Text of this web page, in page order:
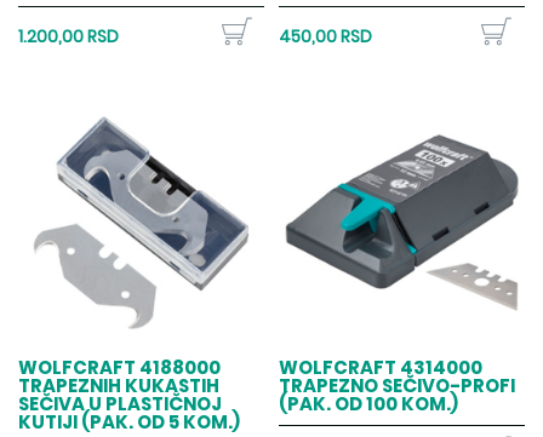
1.200,00 RSD 450,00 RSD
WOLFCRAFT 4188000
TRAPEZNIH KUKASTIH
SEČIVA U PLASTIČNOJ
KUTIJI (PAK. OD 5 KOM.)
WOLFCRAFT 4314000
TRAPEZNO SEČIVO-PROFI
(PAK. OD 100 KOM.)